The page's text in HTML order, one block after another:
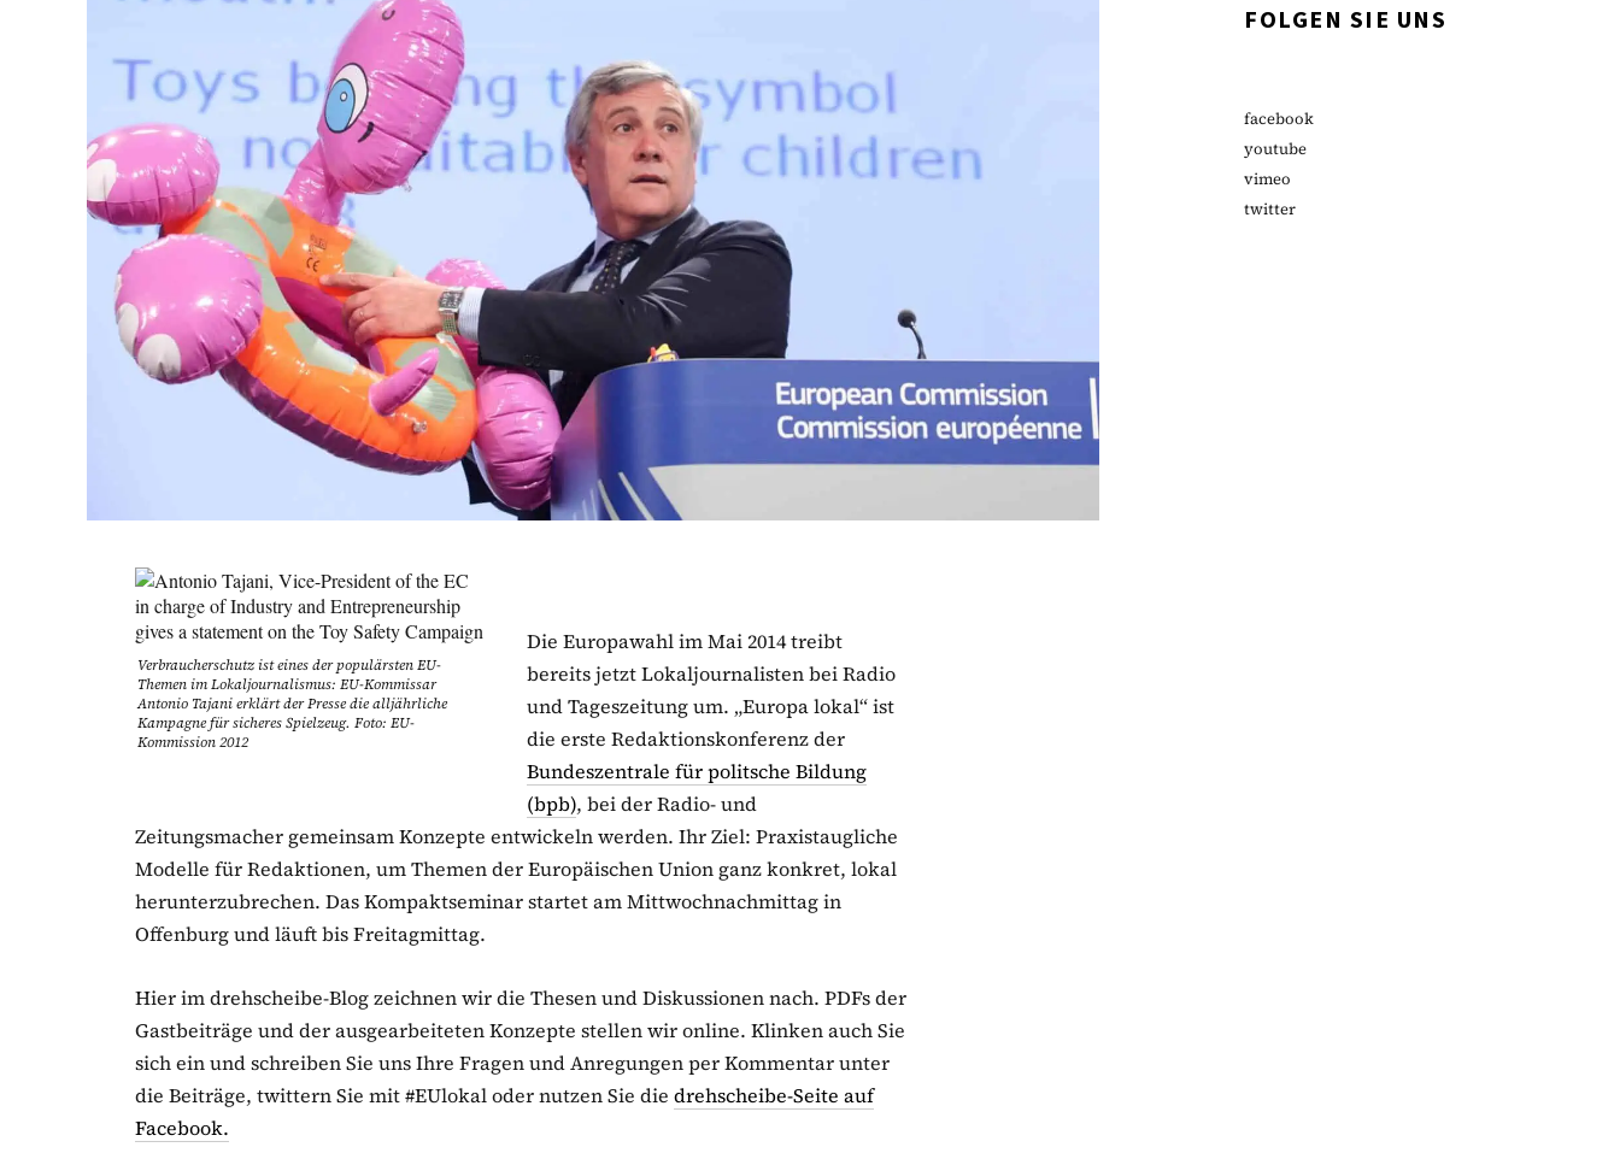
Verbraucherschutz ist eines der populärsten EU-
Themen im Lokaljournalismus: EU-Kommissar
Antonio Tajani erklärt der Presse die alljährliche
Kampagne für sicheres Spielzeug. Foto: EU-
Kommission 2012
Die Europawahl im Mai 2014 treibt
bereits jetzt Lokaljournalisten bei Radio
und Tageszeitung um. „Europa lokal“ ist
die erste Redaktionskonferenz der
Bundeszentrale für politsche Bildung
(bpb), bei der Radio- und
Zeitungsmacher gemeinsam Konzepte entwickeln werden. Ihr Ziel: Praxistaugliche
Modelle für Redaktionen, um Themen der Europäischen Union ganz konkret, lokal
herunterzubrechen. Das Kompaktseminar startet am Mittwochnachmittag in
Offenburg und läuft bis Freitagmittag.
Hier im drehscheibe-Blog zeichnen wir die Thesen und Diskussionen nach. PDFs der
Gastbeiträge und der ausgearbeiteten Konzepte stellen wir online. Klinken auch Sie
sich ein und schreiben Sie uns Ihre Fragen und Anregungen per Kommentar unter
die Beiträge, twittern Sie mit #EUlokal oder nutzen Sie die drehscheibe-Seite auf
Facebook.
FOLGEN SIE UNS
facebook
youtube
vimeo
twitter